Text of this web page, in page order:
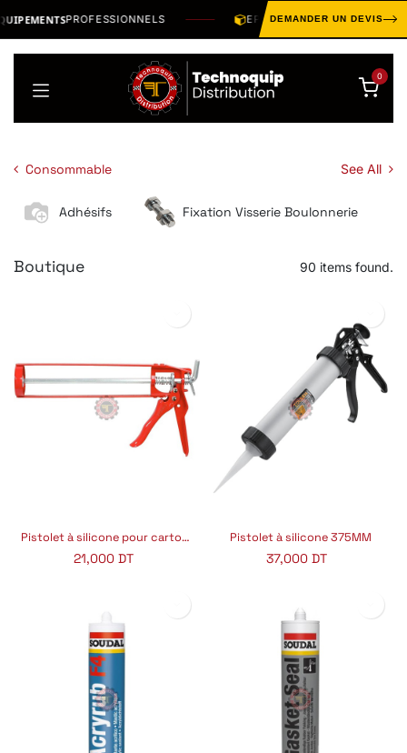
PROFESSIONNELS EPI · MANUTENTION ·
DEMANDER UN DEVIS
0
Consommable See All
Adhésifs Fixation Visserie Boulonnerie
Boutique 90 items found.
Pistolet à silicone pour cartouches 310 ml 9''
21,000DT
Pistolet à silicone 375MM
37,000 DT